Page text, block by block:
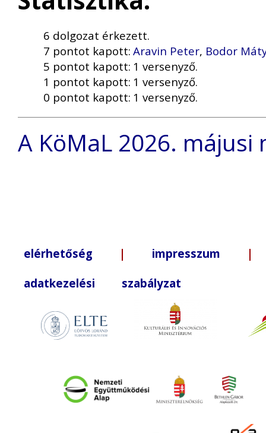
6 dolgozat érkezett.
7 pontot kapott: Aravin Peter, Bodor
5 pontot kapott: 1 versenyző.
1 pontot kapott: 1 versenyző.
0 pontot kapott: 1 versenyző.
A KöMaL 2026.
elérhetőség | impresszum |
adatkezelési szabályzat